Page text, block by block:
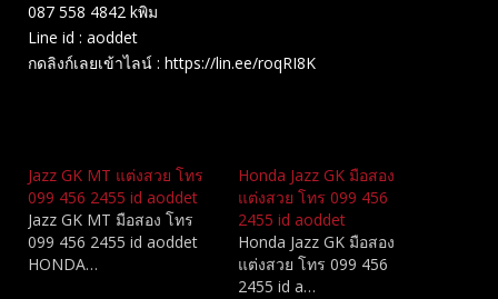
087 558 4842 kพิม
Line id : aoddet
กดลิงก์เลยเข้าไลน์ : https://lin.ee/roqRI8K
Jazz GK MT แต่งสวย โทร
099 456 2455 id aoddet
Jazz GK MT มือสอง โทร
099 456 2455 id aoddet
HONDA…
Honda Jazz GK มือสอง
แต่งสวย โทร 099 456
2455 id aoddet
Honda Jazz GK มือสอง
แต่งสวย โทร 099 456
2455 id a…